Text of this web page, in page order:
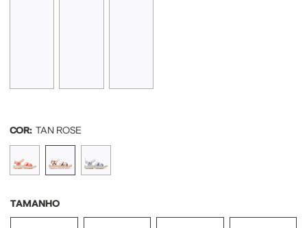
COR: TAN ROSE
TAMANHO